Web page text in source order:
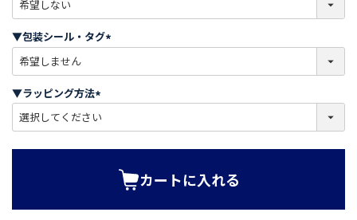
必
)
▼包装シール・タグ
必
)
▼ラッピング方法
必
カートに入れる